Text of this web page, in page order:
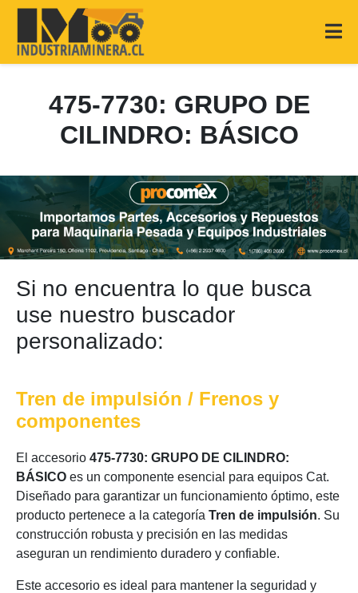
475-7730: GRUPO DE
CILINDRO: BÁSICO
Si no encuentra lo que busca
use nuestro buscador
personalizado:
Tren de impulsión / Frenos y
componentes
El accesorio 475-7730: GRUPO DE CILINDRO:
BÁSICO es un componente esencial para equipos Cat.
Diseñado para garantizar un funcionamiento óptimo, este
producto pertenece a la categoría Tren de impulsión. Su
construcción robusta y precisión en las medidas
aseguran un rendimiento duradero y confiable.
Este accesorio es ideal para mantener la seguridad y